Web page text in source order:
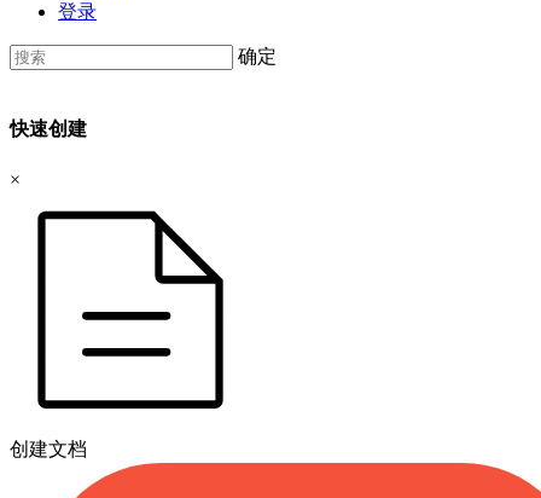
登录
确定
快速创建
×
创建文档